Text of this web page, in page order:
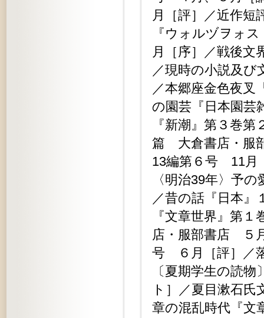
月［評］／近作
『ウォルヅヲォ
月［序］／戦後
／現時の小説及
／本郷座金色夜
の園芸『日本園
『新潮』第３巻
篇 大倉書店・服
13編第６号 11月
〈明治39年〉予
／昔の話『日本』
『文章世界』第
店・服部書店 ５
号 ６月［評］／
〔夏期学生の読
ト］／夏目漱石
章の混乱時代『文